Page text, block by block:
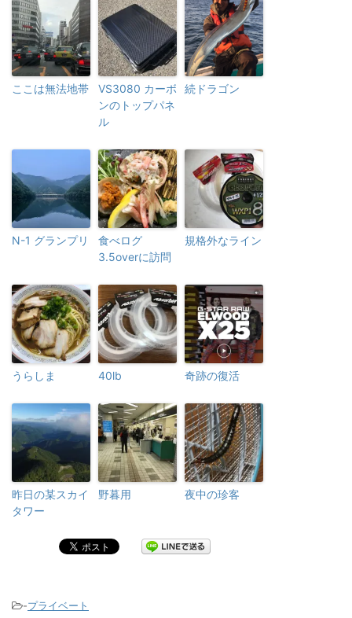
ここは無法地帯
VS3080 カーボ
ンのトップパネ
ル
続ドラゴン
N-1 グランプリ
食べログ
3.5overに訪問
規格外なライン
うらしま 40lb 奇跡の復活
昨日の某スカイ
タワー
野暮用 夜中の珍客
-プライベート